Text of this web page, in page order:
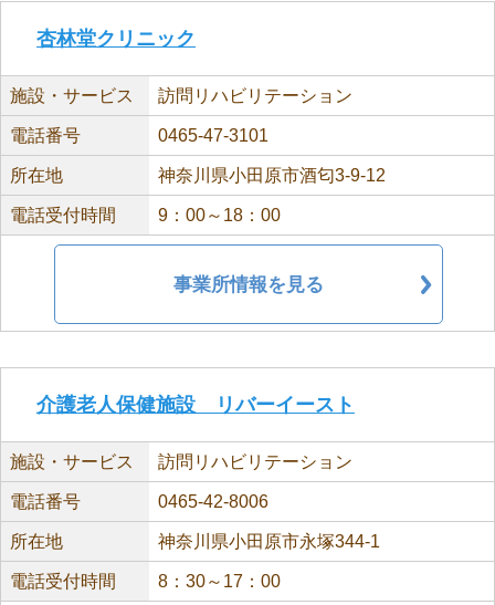
杏林堂クリニック
施設・サービス 訪問リハビリテーション
電話番号 0465-47-3101
所在地 神奈川県小田原市酒匂3-9-12
電話受付時間 9：00～18：00
事業所情報を見る
介護老人保健施設 リバーイースト
施設・サービス 訪問リハビリテーション
電話番号 0465-42-8006
所在地 神奈川県小田原市永塚344-1
電話受付時間 8：30～17：00